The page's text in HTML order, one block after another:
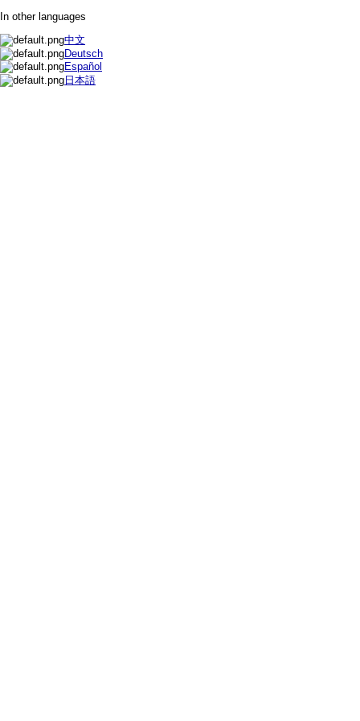
In other languages
中文
Deutsch
Español
日本語